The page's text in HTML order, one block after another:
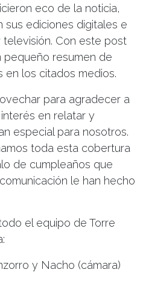
eco de la noticia,
sus ediciones digitales e
Con este post
pequeño resumen de
en los citados medios.
para agradecer a
en relatar y
especial para nosotros.
toda esta cobertura
de cumpleaños que
le han hecho
el equipo de Torre
y Nacho (cámara)